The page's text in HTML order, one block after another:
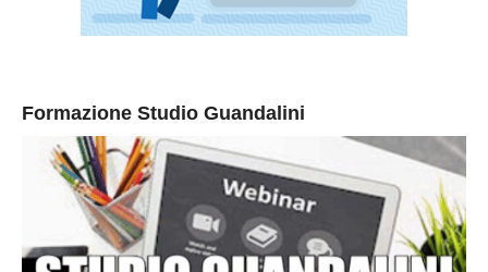
Formazione Studio Guandalini